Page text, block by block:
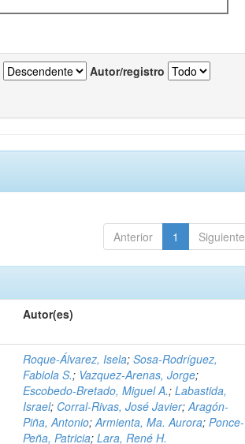
Autor/registro
Anterior 1 Siguiente
Autor(es)
Roque-Álvarez, Isela;Sosa-Rodríguez,
Fabiola S.; Vazquez-Arenas, Jorge;
Escobedo-Bretado, Miguel A.;Labastida,
Israel; Corral-Rivas, José Javier;Aragón-
Piña, Antonio;Armienta, Ma. Aurora;Ponce-
Peña, Patricia;Lara, René H.